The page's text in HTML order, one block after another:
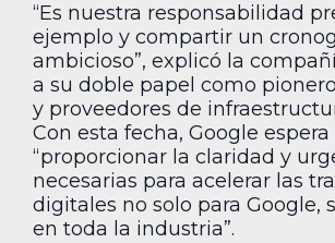
“Es nuestra responsabilidad
ejemplo y compartir un
ambicioso”, explicó la
a su doble papel como
y proveedores de
Con esta fecha, Google espera
“proporcionar la claridad y
necesarias para acelerar las
digitales no solo para Google,
en toda la industria”.